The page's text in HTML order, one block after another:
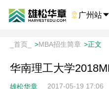
 广州站
_首页_ >MBA招生简章 >正文
华南理工大学
雄松华章 2017-05-19 17:06